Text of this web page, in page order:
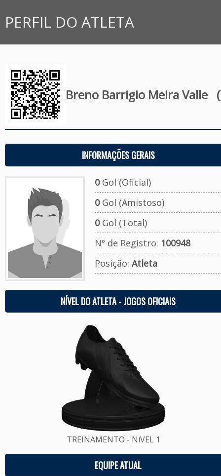
PERFIL DO ATLETA
Breno Barrigio Meira Valle
INFORMAÇÕES GERAIS
0Gol (Oficial)
0Gol (Amistoso)
0Gol (Total)
Nº de Registro: 100948
Posição: Atleta
NÍVEL DO ATLETA - JOGOS OFICIAIS
TREINAMENTO - NíVEL 1
EQUIPE ATUAL